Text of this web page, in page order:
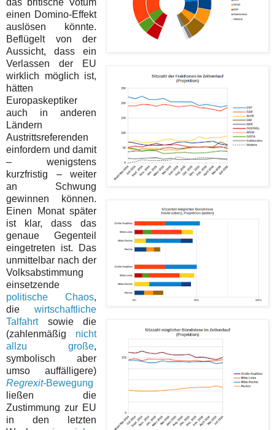
einen Domino-Effekt
auslösen könnte.
Beflügelt von der
Aussicht, dass ein
Verlassen der EU
wirklich möglich ist,
hätten
Europaskeptiker
auch in anderen
Ländern
Austrittsreferenden
einfordern und damit
– wenigstens
kurzfristig – weiter
an Schwung
gewinnen können.
Einen Monat später
ist klar, dass das
genaue Gegenteil
eingetreten ist. Das
unmittelbar nach der
Volksabstimmung
einsetzende
politische Chaos,
die wirtschaftliche
Talfahrtsowie die
(zahlenmäßig nicht
allzu große,
symbolisch aber
umso auffälligere)
Regrexit-Bewegung
ließen die
Zustimmung zur EU
in den letzten